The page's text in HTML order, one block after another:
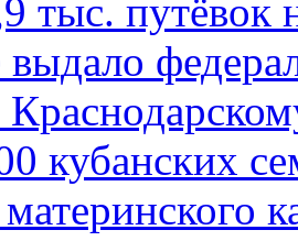
тыс. путёвок
выдало
кубанских